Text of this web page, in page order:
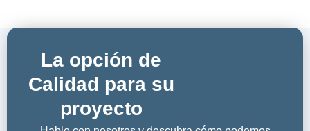
La opción de
Calidad para su
proyecto